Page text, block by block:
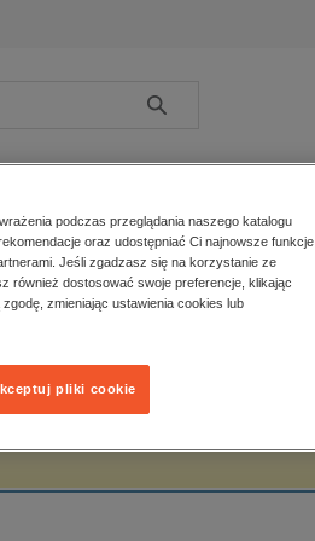
Szukaj
Zobacz wszystkie E-prasa
podczas przeglądania naszego katalogu
oraz udostępniać Ci najnowsze funkcje,
Jeśli zgadzasz się na korzystanie ze
również dostosować swoje preferencje, klikając
zmieniając ustawienia cookies lub
pliki cookie